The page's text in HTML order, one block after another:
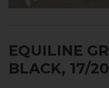
EQUILINE
BLACK, 17/20